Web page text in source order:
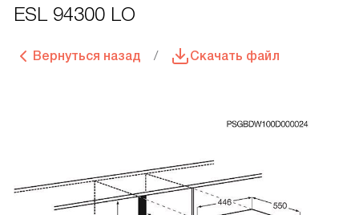
ESL 94300 LO
Вернуться назад Скачать файл